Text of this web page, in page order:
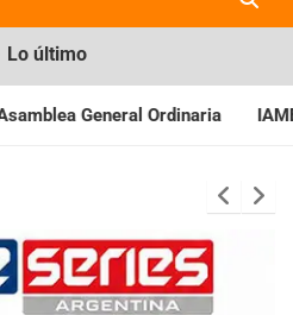
Lo último
IAME SERIES ARGENTINA: